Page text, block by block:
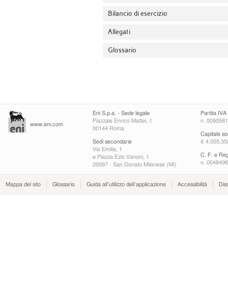
Bilancio di esercizio
Allegati
Glossario
www.eni.com
Eni S.p.a. - Sede legale
Piazzale Enrico Mattei, 1
00144 Roma
Sedi secondarie
Via Emilia, 1
e Piazza Ezio Vanoni, 1
20097 - San Donato Milanese (MI)
Partita IVA
n.
Capitale
€
C. F. e
n.
Mappa del sito Glossario Guida all’utilizzo dell’applicazione Accessibilità